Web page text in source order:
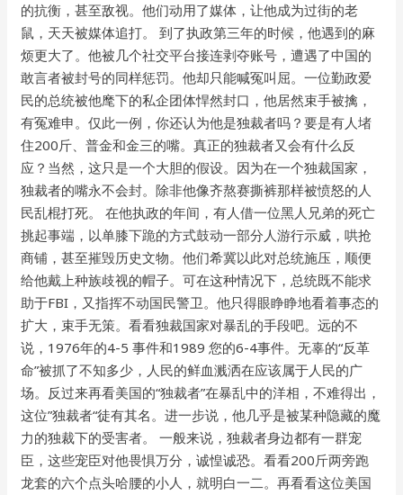
的抗衡，甚至敌视。他们动用了媒体，让他成为过街的老
鼠，天天被媒体追打。 到了执政第三年的时候，他遇到的麻
烦更大了。他被几个社交平台接连剥夺账号，遭遇了中国的
敢言者被封号的同样惩罚。他却只能喊冤叫屈。一位勤政爱
民的总统被他麾下的私企团体悍然封口，他居然束手被擒，
有冤难申。仅此一例，你还认为他是独裁者吗？要是有人堵
住200斤、普金和金三的嘴。真正的独裁者又会有什么反
应？当然，这只是一个大胆的假设。因为在一个独裁国家，
独裁者的嘴永不会封。除非他像齐熬赛撕裤那样被愤怒的人
民乱棍打死。 在他执政的年间，有人借一位黑人兄弟的死亡
挑起事端，以单膝下跪的方式鼓动一部分人游行示威，哄抢
商铺，甚至摧毁历史文物。他们希冀以此对总统施压，顺便
给他戴上种族歧视的帽子。可在这种情况下，总统既不能求
助于FBI，又指挥不动国民警卫。他只得眼睁睁地看着事态的
扩大，束手无策。看看独裁国家对暴乱的手段吧。远的不
说，1976年的4-5 事件和1989 您的6-4事件。无辜的“反革
命”被抓了不知多少，人民的鲜血溅洒在应该属于人民的广
场。反过来再看美国的“独裁者”在暴乱中的洋相，不难得出，
这位”独裁者“徒有其名。进一步说，他几乎是被某种隐藏的魔
力的独裁下的受害者。 一般来说，独裁者身边都有一群宠
臣，这些宠臣对他畏惧万分，诚惶诚恐。看看200斤两旁跑
龙套的六个点头哈腰的小人，就明白一二。再看看这位美国